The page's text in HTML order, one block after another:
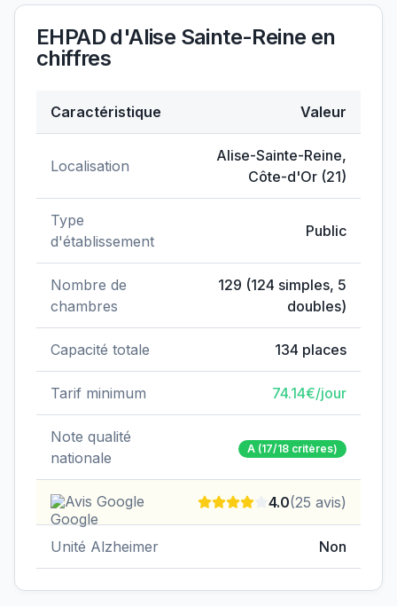
EHPAD d'Alise Sainte-Reine en
chiffres
Caractéristique Valeur
Localisation
Alise-Sainte-Reine,
Côte-d'Or (21)
Type
d'établissement
Public
Nombre de
chambres
129 (124 simples, 5
doubles)
Capacité totale 134 places
Tarif minimum 74.14€/jour
Note qualité
nationale
A (17/18 critères)
Avis Google 4.0(25 avis)
Unité Alzheimer Non